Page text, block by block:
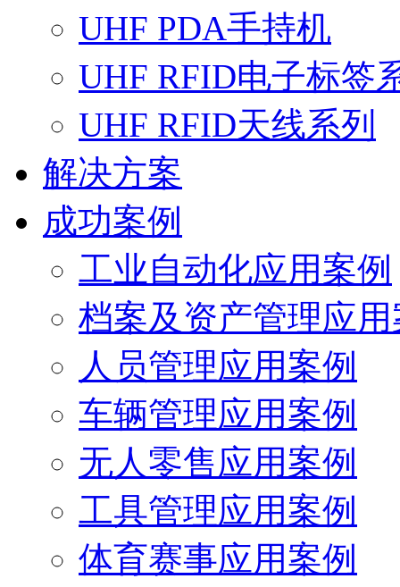
UHF PDA手持机
UHF RFID电子标签
UHF RFID天线系列
解决方案
成功案例
工业自动化应用案例
档案及资产管理应
人员管理应用案例
车辆管理应用案例
无人零售应用案例
工具管理应用案例
体育赛事应用案例